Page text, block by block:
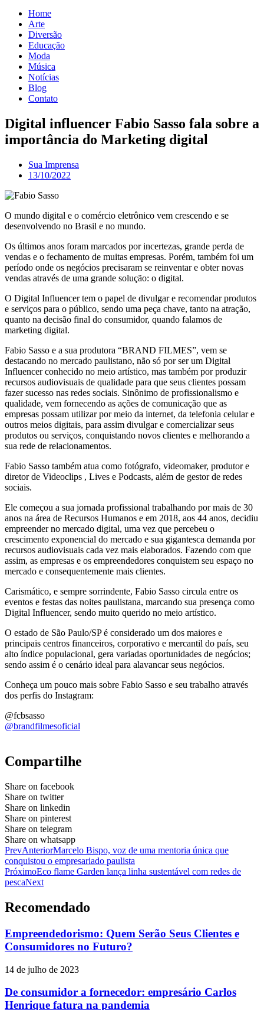
Home
Arte
Diversão
Educação
Moda
Música
Notícias
Blog
Contato
Digital influencer Fabio Sasso fala sobre a
importância do Marketing digital
Sua Imprensa
13/10/2022
O mundo digital e o comércio eletrônico vem crescendo e se
desenvolvendo no Brasil e no mundo.
Os últimos anos foram marcados por incertezas, grande perda de
vendas e o fechamento de muitas empresas. Porém, também foi um
período onde os negócios precisaram se reinventar e obter novas
vendas através de uma grande solução: o digital.
O Digital Influencer tem o papel de divulgar e recomendar produtos
e serviços para o público, sendo uma peça chave, tanto na atração,
quanto na decisão final do consumidor, quando falamos de
marketing digital.
Fabio Sasso e a sua produtora “BRAND FILMES”, vem se
destacando no mercado paulistano, não só por ser um Digital
Influencer conhecido no meio artístico, mas também por produzir
recursos audiovisuais de qualidade para que seus clientes possam
fazer sucesso nas redes sociais. Sinônimo de profissionalismo e
qualidade, vem fornecendo as ações de comunicação que as
empresas possam utilizar por meio da internet, da telefonia celular e
outros meios digitais, para assim divulgar e comercializar seus
produtos ou serviços, conquistando novos clientes e melhorando a
sua rede de relacionamentos.
Fabio Sasso também atua como fotógrafo, videomaker, produtor e
diretor de Videoclips , Lives e Podcasts, além de gestor de redes
sociais.
Ele começou a sua jornada profissional trabalhando por mais de 30
anos na área de Recursos Humanos e em 2018, aos 44 anos, decidiu
empreender no mercado digital, uma vez que percebeu o
crescimento exponencial do mercado e sua gigantesca demanda por
recursos audiovisuais cada vez mais elaborados. Fazendo com que
assim, as empresas e os empreendedores conquistem seu espaço no
mercado e consequentemente mais clientes.
Carismático, e sempre sorrindente, Fabio Sasso circula entre os
eventos e festas das noites paulistana, marcando sua presença como
Digital Influencer, sendo muito querido no meio artístico.
O estado de São Paulo/SP é considerado um dos maiores e
principais centros financeiros, corporativo e mercantil do país, seu
alto índice populacional, gera variadas oportunidades de negócios;
sendo assim é o cenário ideal para alavancar seus negócios.
Conheça um pouco mais sobre Fabio Sasso e seu trabalho através
dos perfis do Instagram:
@fcbsasso
@brandfilmesoficial
Compartilhe
Share on facebook
Share on twitter
Share on linkedin
Share on pinterest
Share on telegram
Share on whatsapp
PrevAnteriorMarcelo Bispo, voz de uma mentoria única que
conquistou o empresariado paulista
PróximoEco flame Garden lança linha sustentável com redes de
pescaNext
Recomendado
Empreendedorismo: Quem Serão Seus Clientes e
Consumidores no Futuro?
14 de julho de 2023
De consumidor a fornecedor: empresário Carlos
Henrique fatura na pandemia